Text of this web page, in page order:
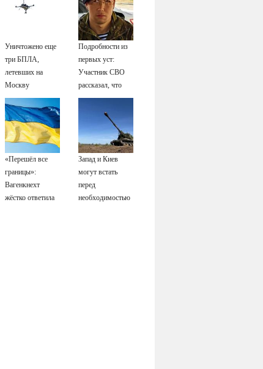
Зеленского
Уничтожено еще
три БПЛА,
летевших на
Москву
Подробности из
первых уст:
Участник СВО
рассказал, что
спасло его в
схватке с
«Перешёл все
границы»:
Вагенкнехт
жёстко ответила
Запад и Киев
могут встать
перед
необходимостью